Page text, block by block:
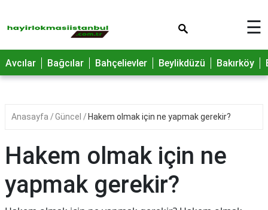
☰
Avcılar Bağcılar Bahçelievler Beylikdüzü Bakırköy
Anasayfa Güncel Hakem olmak için ne yapmak gerekir?
Hakem olmak için ne
yapmak gerekir?